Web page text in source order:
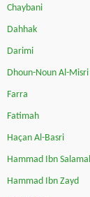
Chaybani
Dahhak
Darimi
Dhoun-Noun Al-Misri
Farra
Fatimah
Haçan Al-Basri
Hammad Ibn
Hammad Ibn Zayd